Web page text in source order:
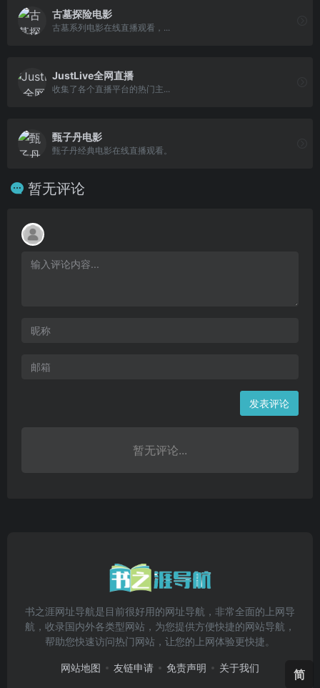
古墓探险电影
古墓系列电影在线直播观看，...
JustLive全网直播
收集了各个直播平台的热门主...
甄子丹电影
甄子丹经典电影在线直播观看。
暂无评论
发表评论
暂无评论...
书之涯网址导航是目前很好用的网址导航，非常全面的上网导
航，收录国内外各类型网站，为您提供方便快捷的网站导航，
帮助您快速访问热门网站，让您的上网体验更快捷。
网站地图 友链申请 免责声明 关于我们 简